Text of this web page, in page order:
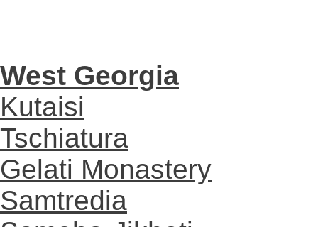
West Georgia
Kutaisi
Tschiatura
Gelati Monastery
Samtredia